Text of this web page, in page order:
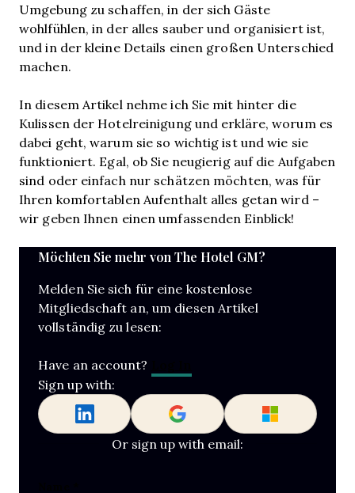
Umgebung zu schaffen, in der sich Gäste
wohlfühlen, in der alles sauber und organisiert ist,
und in der kleine Details einen großen Unterschied
machen.
In diesem Artikel nehme ich Sie mit hinter die
Kulissen der Hotelreinigung und erkläre, worum es
dabei geht, warum sie so wichtig ist und wie sie
funktioniert. Egal, ob Sie neugierig auf die Aufgaben
sind oder einfach nur schätzen möchten, was für
Ihren komfortablen Aufenthalt alles getan wird –
wir geben Ihnen einen umfassenden Einblick!
Möchten Sie mehr von The Hotel GM?
Melden Sie sich für eine kostenlose
Mitgliedschaft an, um diesen Artikel
vollständig zu lesen:
Have an account?
Sign up with:
Or sign up with email: